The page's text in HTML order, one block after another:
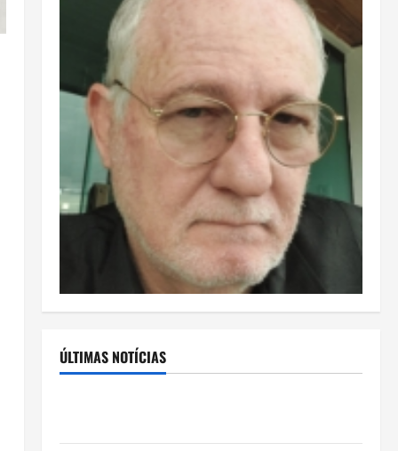
ÚLTIMAS NOTÍCIAS